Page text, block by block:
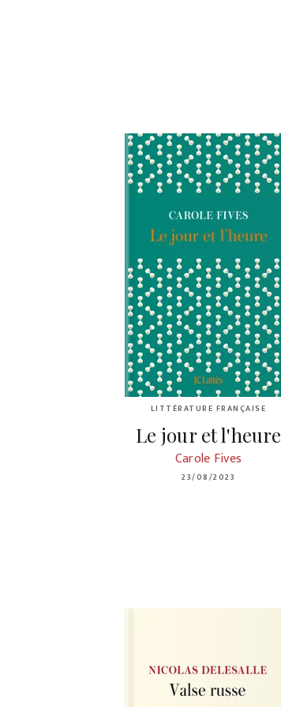
LITTÉRATURE FRANÇAISE
Le jour et l'heure
Carole Fives
23/08/2023